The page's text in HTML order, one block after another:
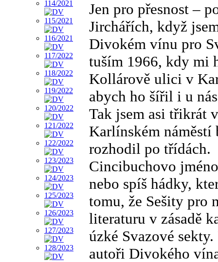
Jen pro přesnost –
Jirchářích, když
Divokém vínu pro
tuším 1966, kdy mi
Kollárově ulici v
abych ho šířil i u
Tak jsem asi třikrát
Karlínském
rozhodil po třídách.
Cincibuchovo
nebo spíš hádky,
tomu, že Sešity pro
literaturu v zásadě
úzké Svazové
autoři Divokého